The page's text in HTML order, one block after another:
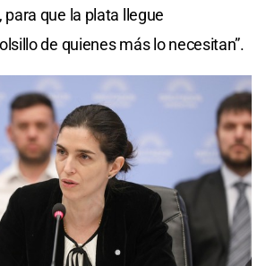
que la plata llegue
de quienes más lo necesitan”.